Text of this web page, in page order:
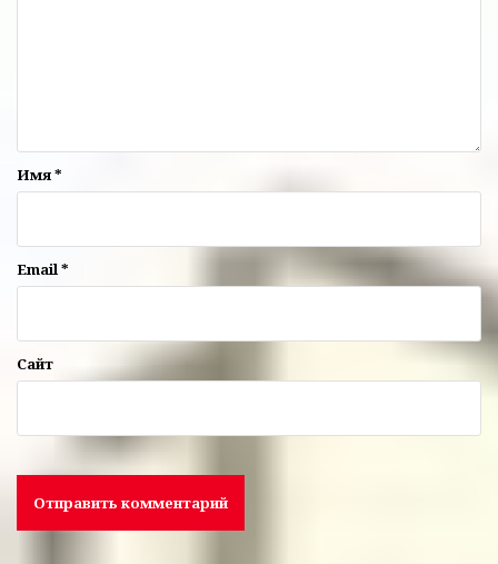
Имя*
Email*
Сайт